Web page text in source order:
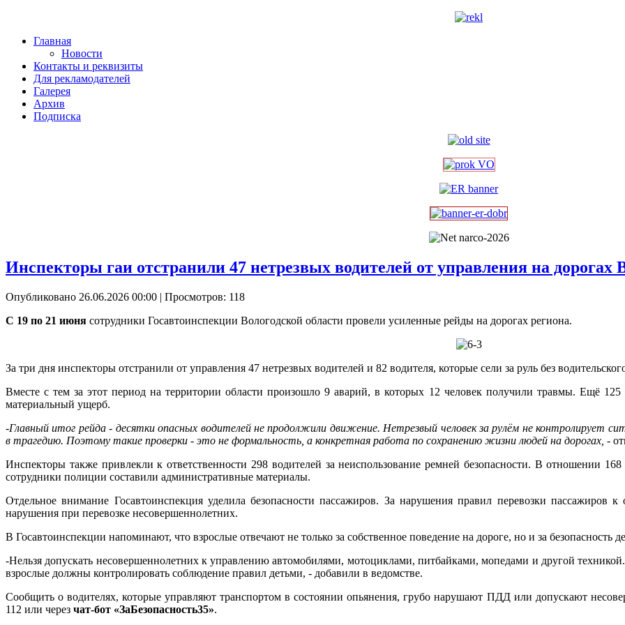
Главная
Новости
Контакты и реквизиты
Для рекламодателей
Галерея
Архив
Подписка
Инспекторы гаи отстранили 47 нетрезвых водителей от управления на дорогах
Опубликовано 26.06.2026 00:00 | Просмотров: 118
С 19 по 21 июня сотрудники Госавтоинспекции Вологодской области провели усиленные рейды на дорогах региона.
За три дня инспекторы отстранили от управления 47 нетрезвых водителей и 82 водителя, которые сели за руль без
Вместе с тем за этот период на территории области произошло 9 аварий, в которых 12 человек получили травмы. Ещё
материальный ущерб.
-Главный итог рейда - десятки опасных водителей не продолжили движение. Нетрезвый человек за рулём не
в трагедию. Поэтому такие проверки - это не формальность, а конкретная работа по сохранению жизни людей на дорогах, -
Инспекторы также привлекли к ответственности 298 водителей за неиспользование ремней безопасности. В отношении
сотрудники полиции составили административные материалы.
Отдельное внимание Госавтоинспекция уделила безопасности пассажиров. За нарушения правил перевозки пассажиров
нарушения при перевозке несовершеннолетних.
В Госавтоинспекции напоминают, что взрослые отвечают не только за собственное поведение на дороге, но и за безопасность
-Нельзя допускать несовершеннолетних к управлению автомобилями, мотоциклами, питбайками, мопедами и другой
взрослые должны контролировать соблюдение правил детьми, - добавили в ведомстве.
Сообщить о водителях, которые управляют транспортом в состоянии опьянения, грубо нарушают ПДД или допускают
112 или через чат-бот «ЗаБезопасность35».